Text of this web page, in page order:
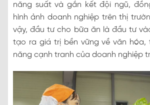
năng suất và gắn kết đội ngũ,
hình ảnh doanh nghiệp trên thị
vậy, đầu tư cho bữa ăn là đầu tư
tạo ra giá trị bền vững về văn hóa,
năng cạnh tranh của doanh nghiệp